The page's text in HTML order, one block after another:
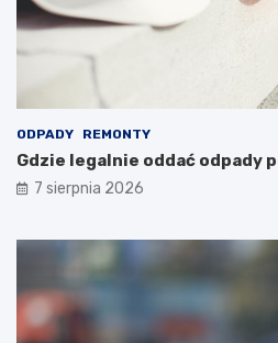
ODPADY REMONTY
Gdzie legalnie oddać odpady
7 sierpnia 2026